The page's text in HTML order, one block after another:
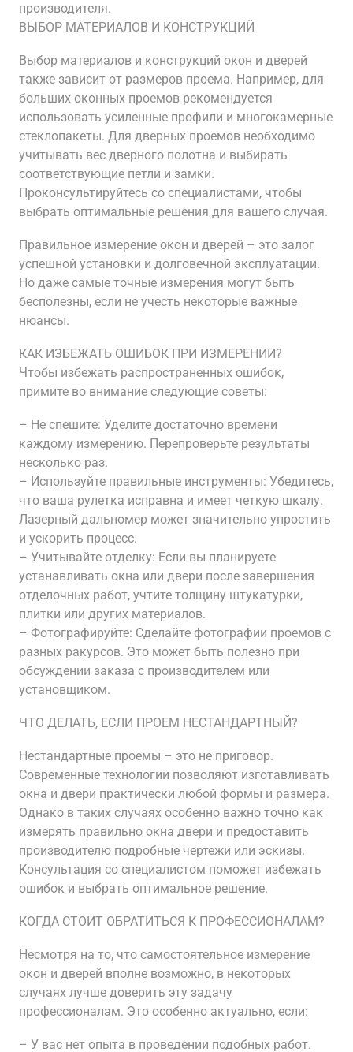
производителя.
ВЫБОР МАТЕРИАЛОВ И КОНСТРУКЦИЙ
Выбор материалов и конструкций окон и дверей
также зависит от размеров проема. Например, для
больших оконных проемов рекомендуется
использовать усиленные профили и многокамерные
стеклопакеты. Для дверных проемов необходимо
учитывать вес дверного полотна и выбирать
соответствующие петли и замки.
Проконсультируйтесь со специалистами, чтобы
выбрать оптимальные решения для вашего случая.
Правильное измерение окон и дверей – это залог
успешной установки и долговечной эксплуатации.
Но даже самые точные измерения могут быть
бесполезны, если не учесть некоторые важные
нюансы.
КАК ИЗБЕЖАТЬ ОШИБОК ПРИ ИЗМЕРЕНИИ?
Чтобы избежать распространенных ошибок,
примите во внимание следующие советы:
– Не спешите: Уделите достаточно времени
каждому измерению. Перепроверьте результаты
несколько раз.
– Используйте правильные инструменты: Убедитесь,
что ваша рулетка исправна и имеет четкую шкалу.
Лазерный дальномер может значительно упростить
и ускорить процесс.
– Учитывайте отделку: Если вы планируете
устанавливать окна или двери после завершения
отделочных работ, учтите толщину штукатурки,
плитки или других материалов.
– Фотографируйте: Сделайте фотографии проемов с
разных ракурсов. Это может быть полезно при
обсуждении заказа с производителем или
установщиком.
ЧТО ДЕЛАТЬ, ЕСЛИ ПРОЕМ НЕСТАНДАРТНЫЙ?
Нестандартные проемы – это не приговор.
Современные технологии позволяют изготавливать
окна и двери практически любой формы и размера.
Однако в таких случаях особенно важно точно как
измерять правильно окна двери и предоставить
производителю подробные чертежи или эскизы.
Консультация со специалистом поможет избежать
ошибок и выбрать оптимальное решение.
КОГДА СТОИТ ОБРАТИТЬСЯ К ПРОФЕССИОНАЛАМ?
Несмотря на то, что самостоятельное измерение
окон и дверей вполне возможно, в некоторых
случаях лучше доверить эту задачу
профессионалам. Это особенно актуально, если:
– У вас нет опыта в проведении подобных работ.